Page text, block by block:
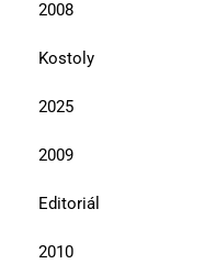
2008
Kostoly
2025
2009
Editoriál
2010